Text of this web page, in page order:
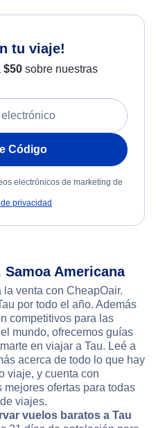
tu viaje!
$50sobre nuestras
Código
electrónicos de marketing de
privacidad
Samoa Americana
venta con CheapOair.
por todo el año. Además
competitivos para las
mundo, ofrecemos guías
en viajar a Tau. Leé a
acerca de todo lo que hay
viaje, y cuenta con
ofertas para todas
viajes.
vuelos baratos a Tau